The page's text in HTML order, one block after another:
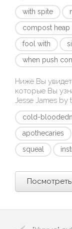
with spite
compost heap
fool with
when push
Ниже Вы
которые Вы
Jesse James by
cold-
apothecaries
squeal